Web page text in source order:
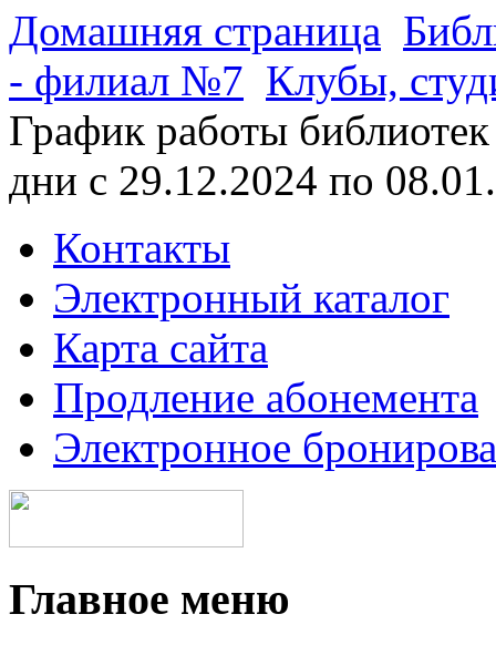
Домашняя страница
- филиал №7 Клубы,
График работы
дни с 29.12.2024 по
Контакты
Электронный каталог
Карта сайта
Продление абонемента
Электронное
Главное меню